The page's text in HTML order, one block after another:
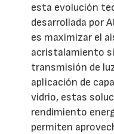
esta evolución
desarrollada por
es maximizar el
acristalamiento
transmisión de
aplicación de
vidrio, estas
rendimiento
permiten